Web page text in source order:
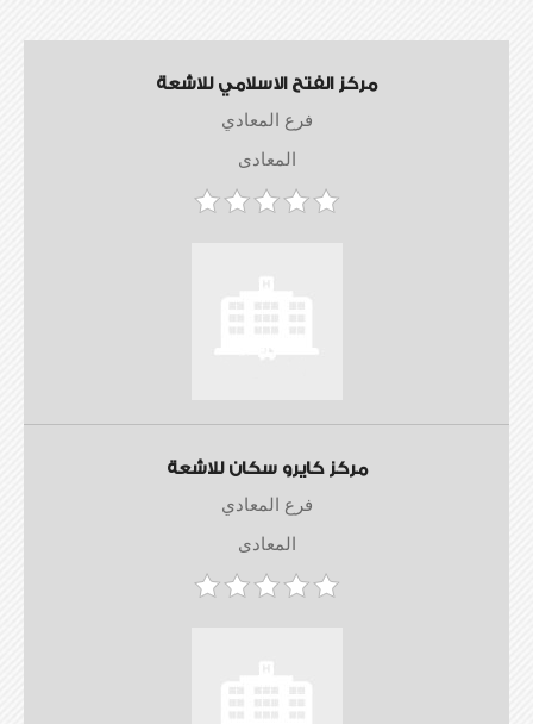
مركز الفتح الاسلامي للاشعة
فرع المعادي
المعادى
مركز كايرو سكان للاشعة
فرع المعادي
المعادى